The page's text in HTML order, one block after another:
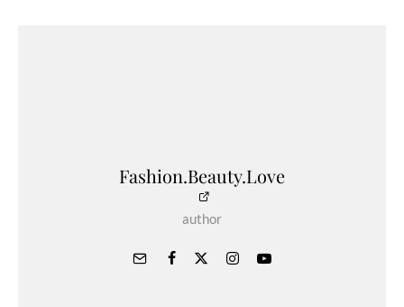
Fashion.Beauty.Love
author